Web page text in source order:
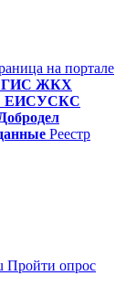
на портале
ГИС ЖКХ
ЕИСУСКС
Добродел
Реестр
Пройти опрос